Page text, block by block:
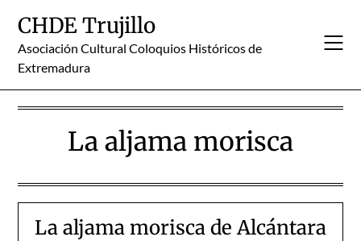
content
CHDE Trujillo
Asociación Cultural Coloquios Históricos de
Extremadura
La aljama morisca
La aljama morisca de Alcántara